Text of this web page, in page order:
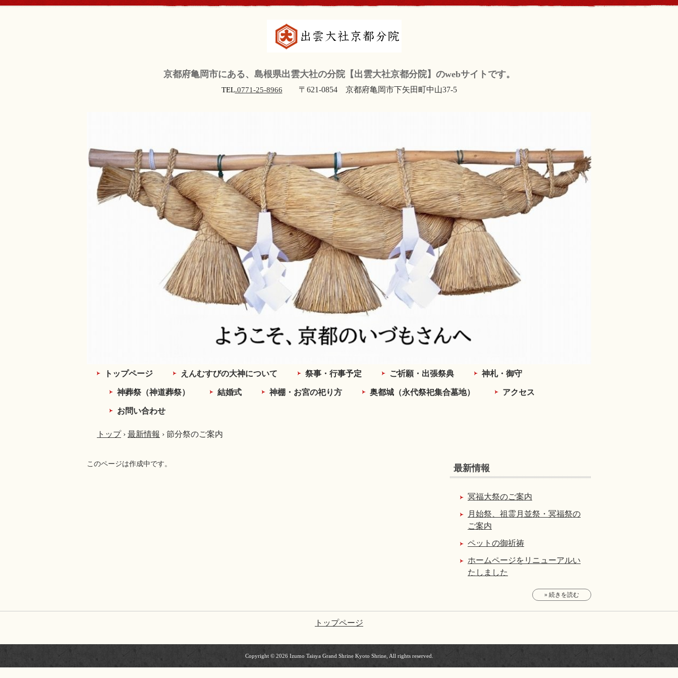
京都府亀岡市にある、島根県出雲大社の分院【出雲大社京都分院】のwebサイトです。
TEL.0771-25-8966 〒621-0854 京都府亀岡市下矢田町中山37-5
トップページ えんむすびの大神について 祭事・行事予定 ご祈願・出張祭典 神札・御守
神葬祭（神道葬祭） 結婚式 神棚・お宮の祀り方 奥都城（永代祭祀集合墓地） アクセス
お問い合わせ
トップ › 最新情報 › 節分祭のご案内
このページは作成中です。 最新情報
冥福大祭のご案内
月始祭、祖霊月並祭・冥福祭の
ご案内
ペットの御祈祷
ホームページをリニューアルい
たしました
» 続きを読む
トップページ
Copyright © 2026 Izumo Taisya Grand Shrine Kyoto Shrine, All rights reserved.